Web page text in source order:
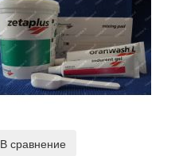
В сравнение